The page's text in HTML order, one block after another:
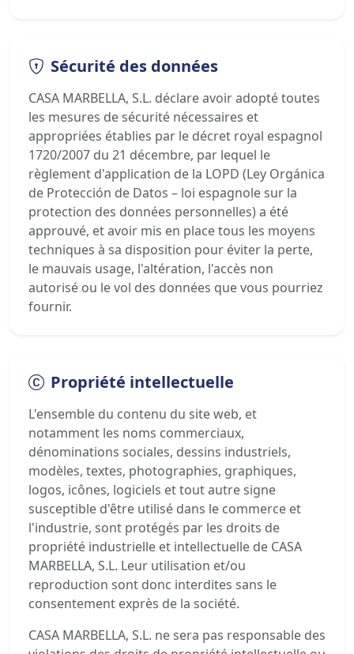
Sécurité des données
CASA MARBELLA, S.L. déclare avoir adopté toutes
les mesures de sécurité nécessaires et
appropriées établies par le décret royal espagnol
1720/2007 du 21 décembre, par lequel le
règlement d'application de la LOPD (Ley Orgánica
de Protección de Datos – loi espagnole sur la
protection des données personnelles) a été
approuvé, et avoir mis en place tous les moyens
techniques à sa disposition pour éviter la perte,
le mauvais usage, l'altération, l'accès non
autorisé ou le vol des données que vous pourriez
fournir.
Propriété intellectuelle
L'ensemble du contenu du site web, et
notamment les noms commerciaux,
dénominations sociales, dessins industriels,
modèles, textes, photographies, graphiques,
logos, icônes, logiciels et tout autre signe
susceptible d'être utilisé dans le commerce et
l'industrie, sont protégés par les droits de
propriété industrielle et intellectuelle de CASA
MARBELLA, S.L. Leur utilisation et/ou
reproduction sont donc interdites sans le
consentement exprès de la société.
CASA MARBELLA, S.L. ne sera pas responsable des